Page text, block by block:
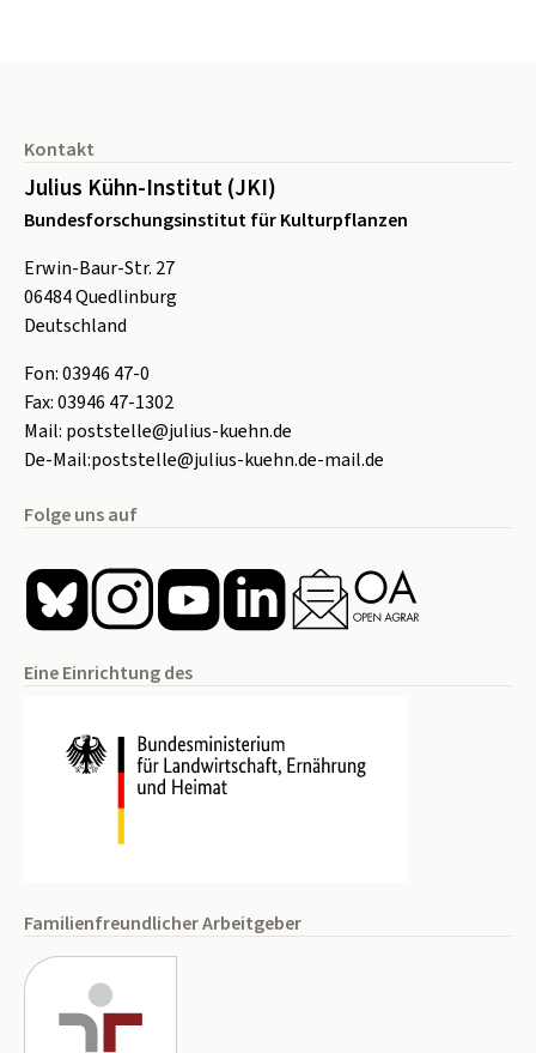
Kontakt
Julius Kühn-Institut (JKI)
Bundesforschungsinstitut für Kulturpflanzen
Erwin-Baur-Str. 27
06484Quedlinburg
Deutschland
Fon:03946 47-0
Fax:03946 47-1302
Mail: poststelle@julius-kuehn.de
De-Mail:poststelle@julius-kuehn.de-mail.de
Folge uns auf
Eine Einrichtung des
Familienfreundlicher Arbeitgeber